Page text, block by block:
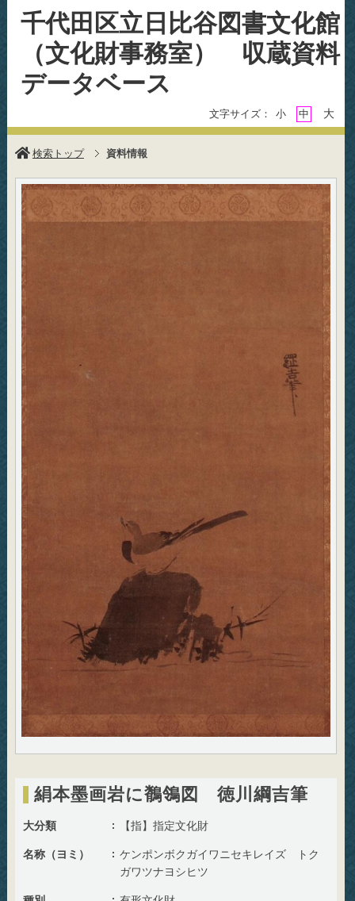
千代田区立日比谷図書文化館
（文化財事務室） 収蔵資料
データベース
文字サイズ： 小 中 大
検索トップ 資料情報
絹本墨画岩に鶺鴒図 徳川綱吉筆
大分類 【指】指定文化財
名称（ヨミ）
ケンポンボクガイワニセキレイズ トク
ガワツナヨシヒツ